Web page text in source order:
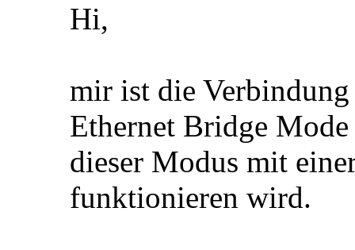
Hi,
mir ist die
Ethernet Bridge
dieser Modus mit
funktionieren wird.